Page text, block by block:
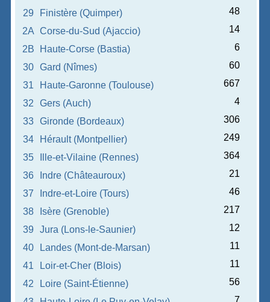
29 Finistère (Quimper)
48
2A Corse-du-Sud (Ajaccio)
14
2B
Haute-Corse (Bastia)
6
30
Gard (Nîmes)
60
31
Haute-Garonne (Toulouse)
667
32
Gers (Auch)
4
33
Gironde (Bordeaux)
306
34
Hérault (Montpellier)
249
35
Ille-et-Vilaine (Rennes)
364
36
Indre (Châteauroux)
21
37
Indre-et-Loire (Tours)
46
38
Isère (Grenoble)
217
39
Jura (Lons-le-Saunier)
12
40
Landes (Mont-de-Marsan)
11
41
Loir-et-Cher (Blois)
11
42
Loire (Saint-Étienne)
56
7